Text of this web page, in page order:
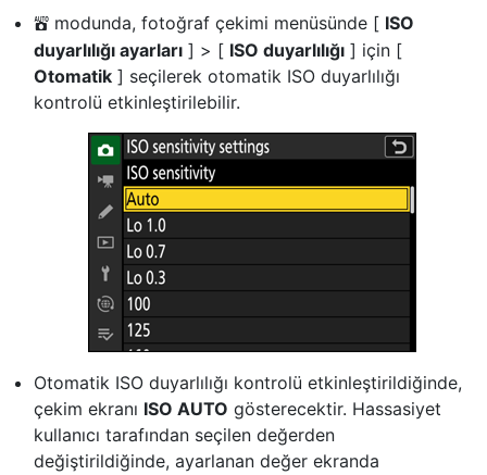
b modunda, fotoğraf çekimi menüsünde [ ISO
duyarlılığı ayarları ] > [ ISO duyarlılığı ] için [
Otomatik ] seçilerek otomatik ISO duyarlılığı
kontrolü etkinleştirilebilir.
Otomatik ISO duyarlılığı kontrolü etkinleştirildiğinde,
çekim ekranı ISO AUTO gösterecektir. Hassasiyet
kullanıcı tarafından seçilen değerden
değiştirildiğinde, ayarlanan değer ekranda